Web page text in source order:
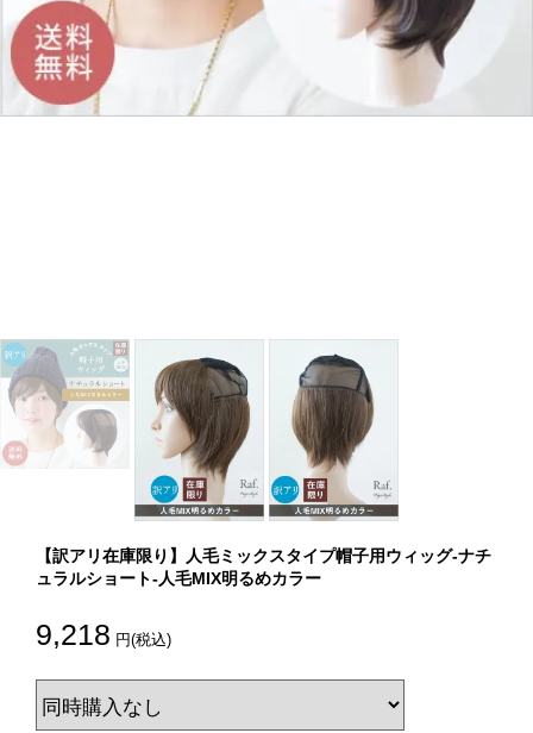
【訳アリ在庫限り】人毛ミックスタイプ帽子用ウィッグ-ナチ
ュラルショート-人毛MIX明るめカラー
9,218 円(税込)